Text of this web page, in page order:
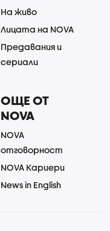
На живо
Лицата на NOVA
Предавания и
сериали
ОЩЕ ОТ
NOVA
NOVA
отговорност
NOVA Кариери
News in English